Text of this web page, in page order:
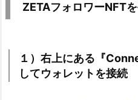
ZETAフォロワーNFT
１）右上にある『
してウォレットを接続